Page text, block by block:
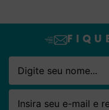
Nome
Email